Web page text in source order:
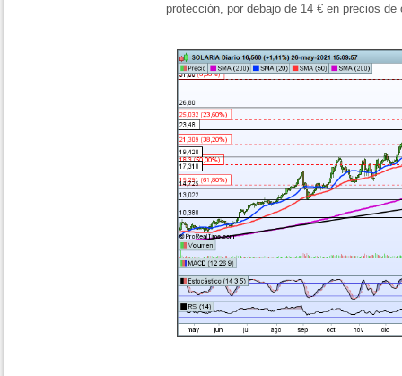
protección, por debajo de 14 € en precios de